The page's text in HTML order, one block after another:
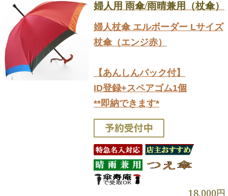
婦人用 雨傘/雨晴兼用（杖傘）
婦人杖傘 エルボーダー Lサイズ
杖傘（エンジ赤）
【あんしんパック付】
ID登録+スペアゴム1個
**即納できます*
18,000円